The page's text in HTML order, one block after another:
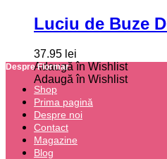
Luciu de Buze
37.95 lei
Adaugă în Wishlist
Adaugă în Wishlist
Despre Flormar
Shop
Prima pagină
Despre noi
Contact
Magazine
Blog